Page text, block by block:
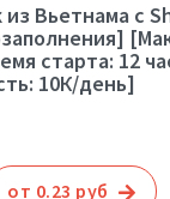
Вьетнама с
старта: 12
10К/день]
от 0.23 руб